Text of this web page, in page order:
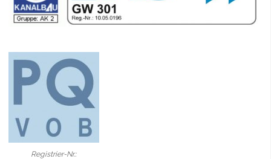
Registrier-Nr.: